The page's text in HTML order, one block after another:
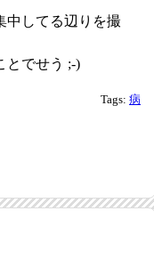
中してる辺りを撮
とでせう ;-)
Tags: 病